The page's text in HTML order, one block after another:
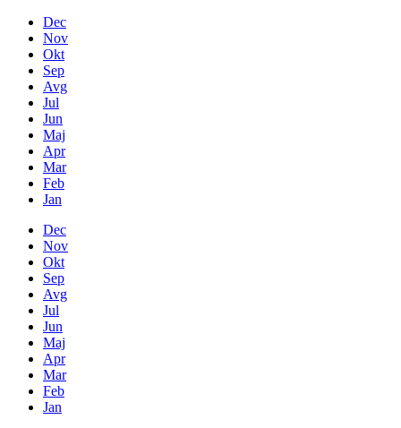
Dec
Nov
Okt
Sep
Avg
Jul
Jun
Maj
Apr
Mar
Feb
Jan
Dec
Nov
Okt
Sep
Avg
Jul
Jun
Maj
Apr
Mar
Feb
Jan